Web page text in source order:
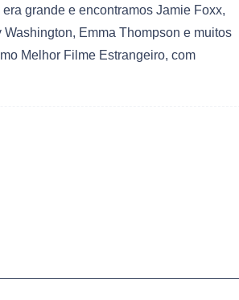
grande e encontramos Jamie Foxx,
Emma Thompson e muitos
Melhor Filme Estrangeiro, com